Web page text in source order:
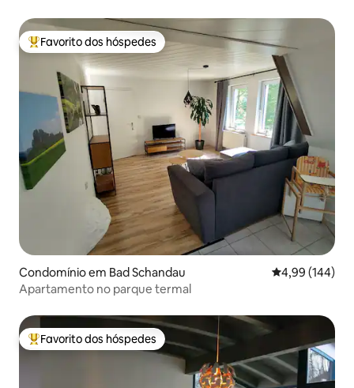
Favoritos dos hóspedes mais apreciados
Favorito dos hóspedes
Condomínio em Bad Schandau Classificação
4,99 (144)
Apartamento no parque termal
Favoritos dos hóspedes mais apreciados
Favorito dos hóspedes